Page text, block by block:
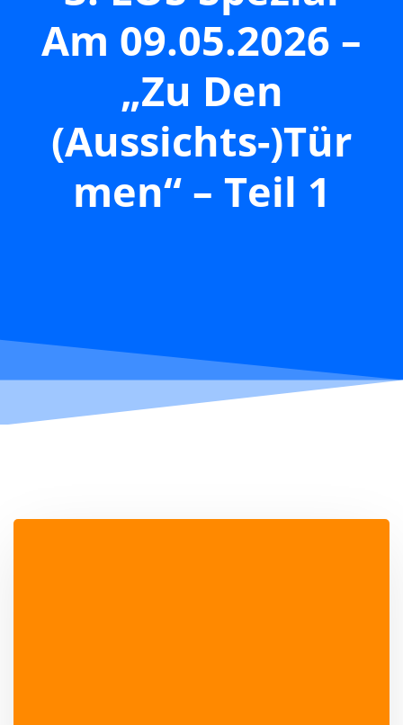
Am 09.05.2026 –
„Zu Den
(Aussichts-)Tür
Men“ – Teil 1